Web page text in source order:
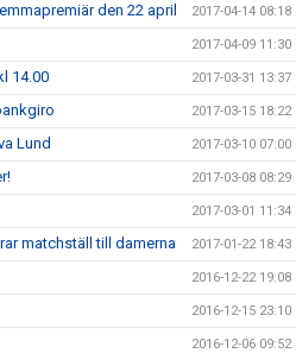
den 22 april 2017-04-14 08:18
2017-04-09 11:30
14.00 2017-03-31 13:37
2017-03-15 18:22
Lund 2017-03-10 07:00
2017-03-08 08:29
2017-03-01 11:34
matchställ till damerna 2017-01-22 18:43
2016-12-22 19:08
2016-12-15 23:10
2016-12-06 09:52